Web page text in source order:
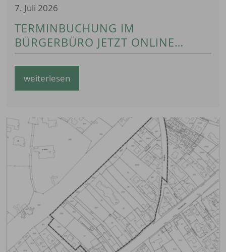
7. Juli 2026
TERMINBUCHUNG IM
BÜRGERBÜRO JETZT ONLINE
MÖGLICH !!!
weiterlesen